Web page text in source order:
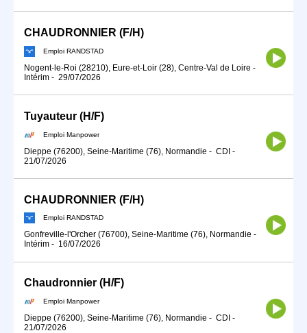
CHAUDRONNIER (F/H)
Emploi RANDSTAD
Nogent-le-Roi (28210), Eure-et-Loir (28), Centre-Val de Loire -
Intérim - 29/07/2026
Tuyauteur (H/F)
Emploi Manpower
Dieppe (76200), Seine-Maritime (76), Normandie - CDI -
21/07/2026
CHAUDRONNIER (F/H)
Emploi RANDSTAD
Gonfreville-l'Orcher (76700), Seine-Maritime (76), Normandie -
Intérim - 16/07/2026
Chaudronnier (H/F)
Emploi Manpower
Dieppe (76200), Seine-Maritime (76), Normandie - CDI -
21/07/2026